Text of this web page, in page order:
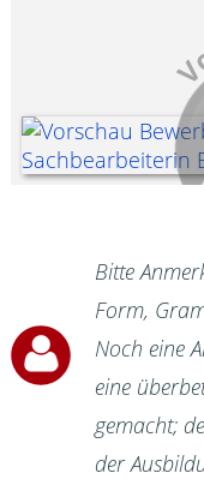
Bitte
Form,
Noch eine
eine
gemacht;
der